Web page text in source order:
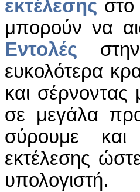
εκτέλεσης στο
μπορούν να
Εντολές
ευκολότερα
και σέρνοντας
σε μεγάλα
σύρουμε
εκτέλεσης
υπολογιστή.